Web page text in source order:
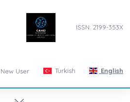
ISSN: 2199-353X
New User Turkish English